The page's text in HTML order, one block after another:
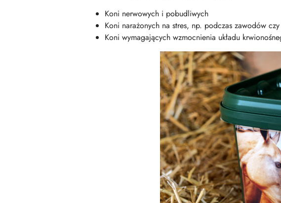
Koni nerwowych i pobudliwych
Koni narażonych na stres, np. podczas zawodów
Koni wymagających wzmocnienia układu